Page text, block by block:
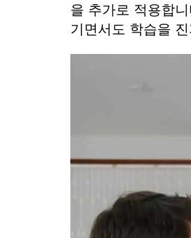
을 추가로 적용합
기면서도 학습을